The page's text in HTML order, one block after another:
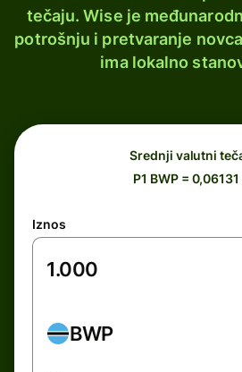
tečaju. Wise je
potrošnju i pretvaranje
ima lokalno
Srednji valutni
P1 BWP = 0,06131
Iznos
BWP